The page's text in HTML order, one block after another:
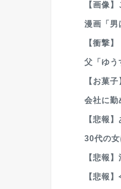
【画像
漫画「男
【衝撃
父「ゆ
【お菓
会社に勤
【悲報
30代の
【悲報
【悲報